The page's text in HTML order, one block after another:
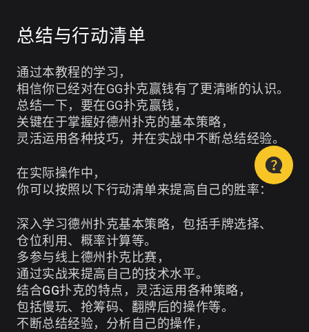
总结与行动清单
通过本教程的学习，
相信你已经对在GG扑克赢钱有了更清晰的认识。
总结一下，要在GG扑克赢钱，
关键在于掌握好德州扑克的基本策略，
灵活运用各种技巧，并在实战中不断总结经验。
在实际操作中，
你可以按照以下行动清单来提高自己的胜率：
深入学习德州扑克基本策略，包括手牌选择、
仓位利用、概率计算等。
多参与线上德州扑克比赛，
通过实战来提高自己的技术水平。
结合GG扑克的特点，灵活运用各种策略，
包括慢玩、抢筹码、翻牌后的操作等。
不断总结经验，分析自己的操作，